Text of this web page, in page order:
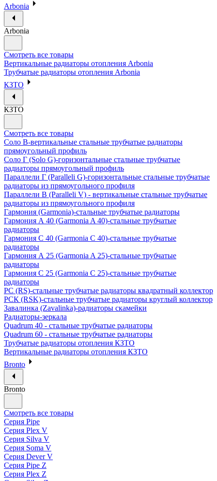
Arbonia
Arbonia
Смотреть все товары
Вертикальные радиаторы отопления Arbonia
Трубчатые радиаторы отопления Arbonia
КЗТО
КЗТО
Смотреть все товары
Соло В-вертикальные стальные трубчатые радиаторы
прямоугольный профиль
Соло Г (Solo G)-горизонтальные стальные трубчатые
радиаторы прямоугольный профиль
Параллели Г (Paralleli G)-горизонтальные стальные трубчатые
радиаторы из прямоугольного профиля
Параллели В (Paralleli V) - вертикальные стальные трубчатые
радиаторы из прямоугольного профиля
Гармония (Garmonia)-стальные трубчатые радиаторы
Гармония А 40 (Garmonia A 40)-стальные трубчатые
радиаторы
Гармония С 40 (Garmonia C 40)-стальные трубчатые
радиаторы
Гармония А 25 (Garmonia A 25)-стальные трубчатые
радиаторы
Гармония С 25 (Garmonia C 25)-стальные трубчатые
радиаторы
РС (RS)-стальные трубчатые радиаторы квадратный коллектор
РСК (RSK)-стальные трубчатые радиаторы круглый коллектор
Завалинка (Zavalinka)-радиаторы скамейки
Радиаторы-зеркала
Quadrum 40 - стальные трубчатые радиаторы
Quadrum 60 - стальные трубчатые радиаторы
Трубчатые радиаторы отопления КЗТО
Вертикальные радиаторы отопления КЗТО
Bronto
Bronto
Смотреть все товары
Серия Pipe
Серия Plex V
Серия Silva V
Серия Soma V
Серия Dever V
Серия Pipe Z
Серия Plex Z